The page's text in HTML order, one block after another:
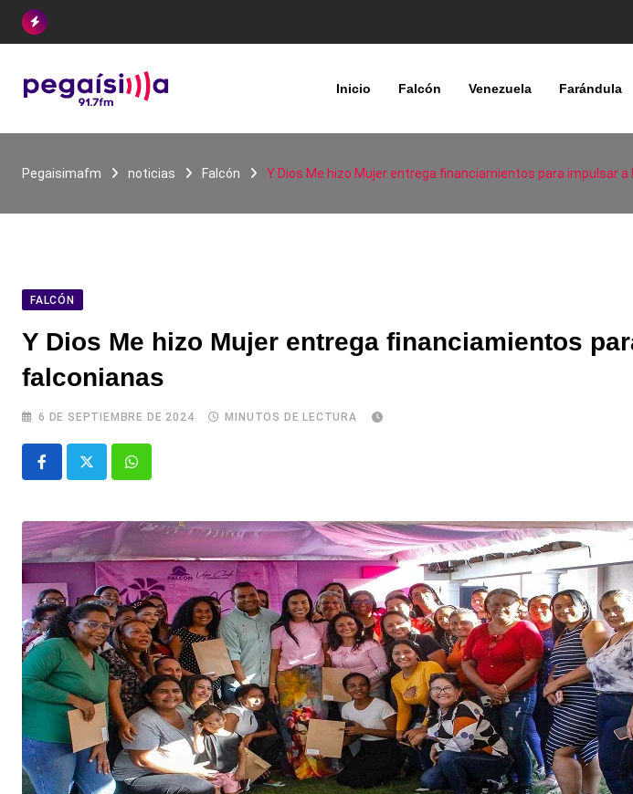
Skip
Inicio Falcón Venezuela Farándula
Pegaisimafm noticias Falcón Y Dios Me hizo Mujer entrega financiamientos para impulsar
FALCÓN
Y Dios Me hizo Mujer entrega financiamientos
falconianas
6 DE SEPTIEMBRE DE 2024 MINUTOS DE LECTURA
Whatsapp